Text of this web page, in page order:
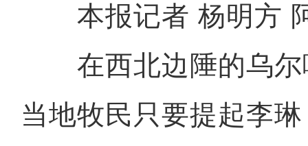
本报记者 杨明方
在西北边陲的乌尔
当地牧民只要提起李